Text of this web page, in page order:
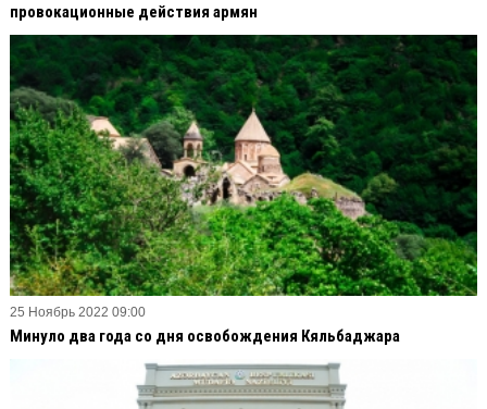
провокационные действия армян
25 Ноябрь 2022 09:00
Минуло два года со дня освобождения Кяльбаджара